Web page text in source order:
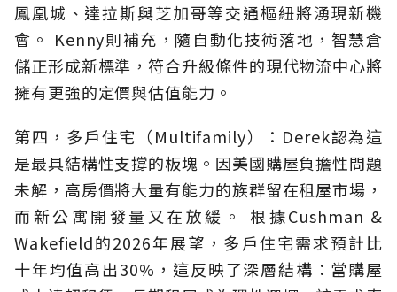
鳳凰城、達拉斯與芝加哥等交通樞紐將湧現新機
會。 Kenny則補充，隨自動化技術落地，智慧倉
儲正形成新標準，符合升級條件的現代物流中心將
擁有更強的定價與估值能力。
第四，多戶住宅（Multifamily）：Derek認為這
是最具結構性支撐的板塊。因美國購屋負擔性問題
未解，高房價將大量有能力的族群留在租屋市場，
而新公寓開發量又在放緩。 根據Cushman &
Wakefield的2026年展望，多戶住宅需求預計比
十年均值高出30%，這反映了深層結構：當購屋